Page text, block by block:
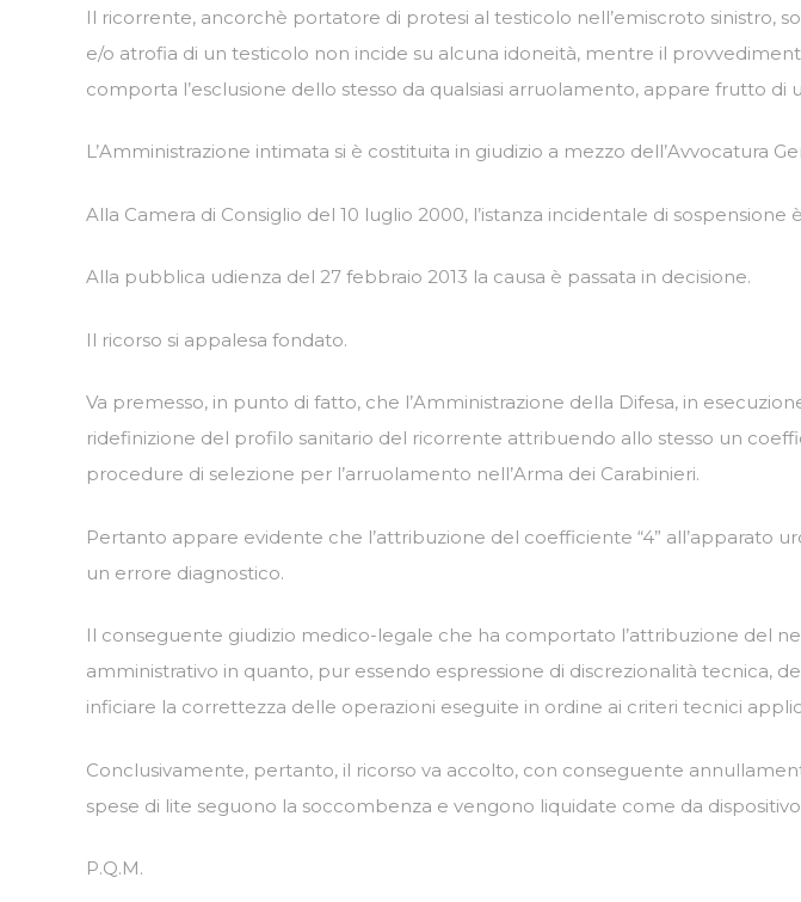
Il ricorrente, ancorchè portatore di protesi al testicolo nell’emiscroto sinistro,
e/o atrofia di un testicolo non incide su alcuna idoneità, mentre il
comporta l’esclusione dello stesso da qualsiasi arruolamento, appare frutto di
L’Amministrazione intimata si è costituita in giudizio a mezzo dell’Avvocatura
Alla Camera di Consiglio del 10 luglio 2000, l’istanza incidentale di
Alla pubblica udienza del 27 febbraio 2013 la causa è passata in decisione.
Il ricorso si appalesa fondato.
Va premesso, in punto di fatto, che l’Amministrazione della Difesa, in
ridefinizione del profilo sanitario del ricorrente attribuendo allo stesso un
procedure di selezione per l’arruolamento nell’Arma dei Carabinieri.
Pertanto appare evidente che l’attribuzione del coefficiente “4” all’apparato
un errore diagnostico.
Il conseguente giudizio medico-legale che ha comportato l’attribuzione del
amministrativo in quanto, pur essendo espressione di discrezionalità tecnica,
inficiare la correttezza delle operazioni eseguite in ordine ai criteri tecnici
Conclusivamente, pertanto, il ricorso va accolto, con conseguente
spese di lite seguono la soccombenza e vengono liquidate come da
P.Q.M.